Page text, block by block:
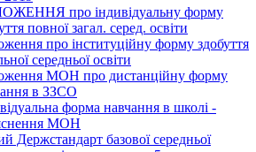
про індивідуальну форму
повної загал. серед. освіти
про інституційну форму здобуття
середньої освіти
МОН про дистанційну форму
в ЗЗСО
форма навчання в школі -
МОН
Держстандарт базової середньої